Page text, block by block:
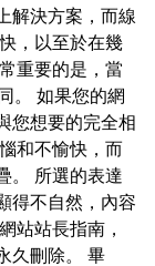
解決方案，而線
，以至於在幾
重要的是，當
。 如果您的網
您想要的完全相
和不愉快，而
。 所選的表達
得不自然，內容
站站長指南，
久刪除。 畢